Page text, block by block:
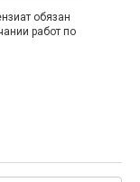
обязан
работ по